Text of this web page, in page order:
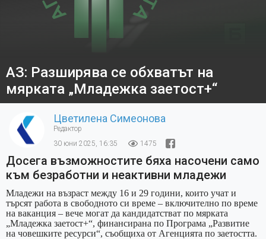
АЗ: Разширява се обхватът на
мярката „Младежка заетост+“
Цветилена Симеонова
Редактор
30 юни 2025, 16:35
1475
Досега възможностите бяха насочени само
към безработни и неактивни младежи
Младежи на възраст между 16 и 29 години, които учат и
търсят работа в свободното си време – включително по време
на ваканция – вече могат да кандидатстват по мярката
„Младежка заетост+“, финансирана по Програма „Развитие
на човешките ресурси“, съобщиха от Агенцията по заетостта.